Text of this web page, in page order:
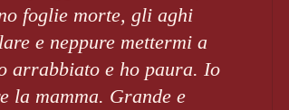
foglie morte, gli aghi
e neppure mettermi a
arrabbiato e ho paura. Io
la mamma. Grande e